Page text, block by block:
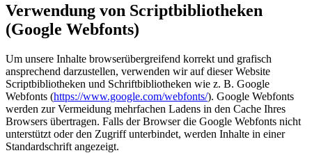
Verwendung von Scriptbibliotheken
(Google Webfonts)
Um unsere Inhalte browserübergreifend korrekt und grafisch
ansprechend darzustellen, verwenden wir auf dieser Website
Scriptbibliotheken und Schriftbibliotheken wie z. B. Google
Webfonts (https://www.google.com/webfonts/). Google Webfonts
werden zur Vermeidung mehrfachen Ladens in den Cache Ihres
Browsers übertragen. Falls der Browser die Google Webfonts nicht
unterstützt oder den Zugriff unterbindet, werden Inhalte in einer
Standardschrift angezeigt.